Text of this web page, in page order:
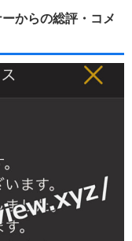
からの総評・コメ